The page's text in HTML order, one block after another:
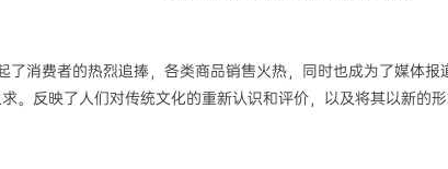
消费者的热烈追捧，各类商品销售火热，同时也成为了媒体报
。反映了人们对传统文化的重新认识和评价，以及将其以新的